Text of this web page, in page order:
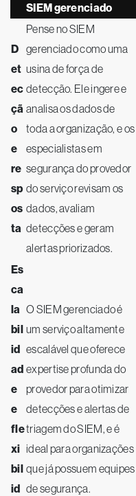
SIEM gerenciado
D
et
ec
çã
o
e
re
sp
os
ta
Pense no SIEM
gerenciado como uma
usina de força de
detecção. Ele ingere e
analisa os dados de
toda a organização, e os
especialistas em
segurança do provedor
do serviço revisam os
dados, avaliam
detecções e geram
alertas priorizados.
Es
ca
la
bil
id
ad
e
e
fle
xi
bil
id
O SIEM gerenciado é
um serviço altamente
escalável que oferece
expertise profunda do
provedor para otimizar
detecções e alertas de
triagem do SIEM, e é
ideal para organizações
que já possuem equipes
de segurança.